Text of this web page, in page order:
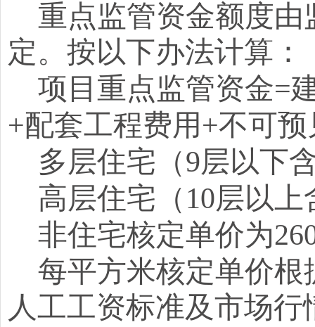
重点监管资金额度
定。按以下办法计算：
项目重点监管资金=
+配套工程费用+不可
多层住宅（9层以下
高层住宅（10层以上
非住宅核定单价为
每平方米核定单价
人工工资标准及市场